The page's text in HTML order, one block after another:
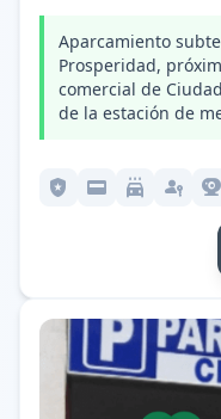
Aparcamiento
Prosperidad,
comercial de
de la estación de
local_police credit_card local_car_wash passkey camera_video